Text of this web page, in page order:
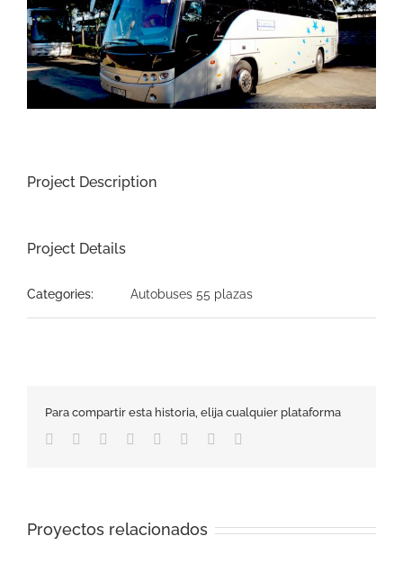
Image
Project Description
Project Details
Categories: Autobuses 55 plazas
Para compartir esta historia, elija cualquier plataforma
Facebook
TwitterReddit LinkedIn
TumblrPinterest
Proyectos relacionados